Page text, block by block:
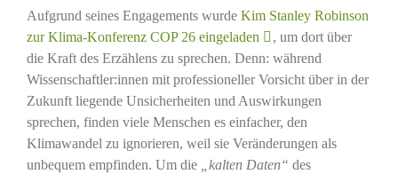
Aufgrund seines Engagements wurde Kim Stanley Robinson
zur Klima-Konferenz COP 26 eingeladen
, um dort über
die Kraft des Erzählens zu sprechen. Denn: während
Wissenschaftler:innen mit professioneller Vorsicht über in der
Zukunft liegende Unsicherheiten und Auswirkungen
sprechen, finden viele Menschen es einfacher, den
Klimawandel zu ignorieren, weil sie Veränderungen als
unbequem empfinden. Um die
„kalten Daten“ des